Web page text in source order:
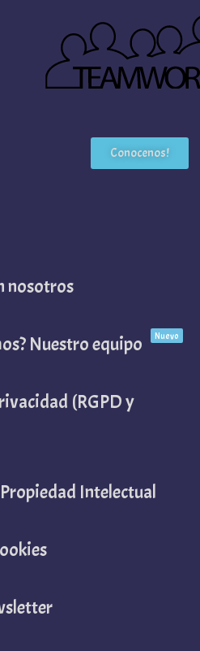
Conocenos!
nosotros
Nuestro equipo Nuevo
(RGPD y
Intelectual